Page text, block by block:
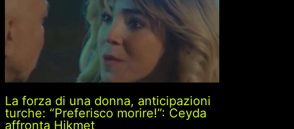
La forza di una donna, anticipazioni
turche: “Preferisco morire!”: Ceyda
affronta Hikmet